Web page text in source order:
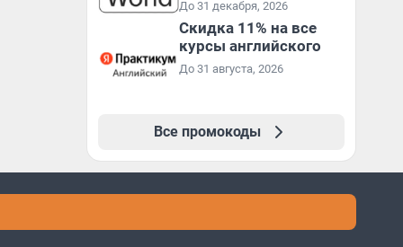
До 31 декабря, 2026
Скидка 11% на все
курсы английского
До 31 августа, 2026
Все промокоды